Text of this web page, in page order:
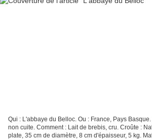
Qui : L'abbaye du Belloc. Ou : France, Pays
non cuite. Comment : Lait de brebis, cru. Croûte :
plate, 35 cm de diamètre, 8 cm d'épaisseur, 5 kg.